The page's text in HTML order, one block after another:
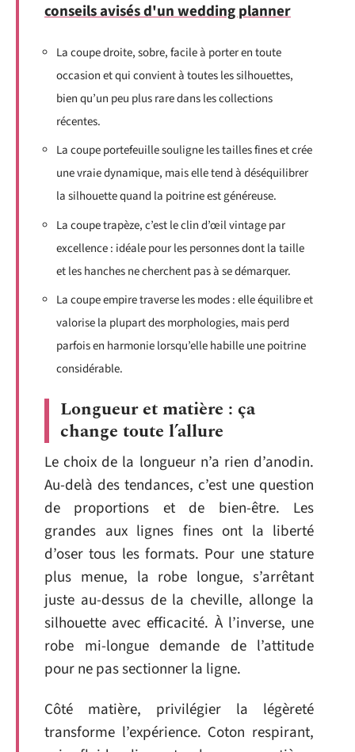
conseils avisés d'un wedding planner
La coupe droite, sobre, facile à porter en toute
occasion et qui convient à toutes les silhouettes,
bien qu’un peu plus rare dans les collections
récentes.
La coupe portefeuille souligne les tailles fines et crée
une vraie dynamique, mais elle tend à déséquilibrer
la silhouette quand la poitrine est généreuse.
La coupe trapèze, c’est le clin d’œil vintage par
excellence : idéale pour les personnes dont la taille
et les hanches ne cherchent pas à se démarquer.
La coupe empire traverse les modes : elle équilibre et
valorise la plupart des morphologies, mais perd
parfois en harmonie lorsqu’elle habille une poitrine
considérable.
Longueur et matière : ça
change toute l’allure
Le choix de la longueur n’a rien d’anodin.
Au-delà des tendances, c’est une question
de proportions et de bien-être. Les
grandes aux lignes fines ont la liberté
d’oser tous les formats. Pour une stature
plus menue, la robe longue, s’arrêtant
juste au-dessus de la cheville, allonge la
silhouette avec efficacité. À l’inverse, une
robe mi-longue demande de l’attitude
pour ne pas sectionner la ligne.
Côté matière, privilégier la légèreté
transforme l’expérience. Coton respirant,